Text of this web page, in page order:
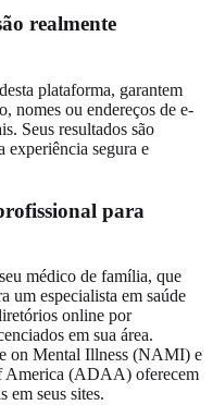
realmente
plataforma, garantem
nomes ou endereços de e-
Seus resultados são
experiência segura e
para
médico de família, que
um especialista em saúde
online por
em sua área.
on Mental Illness (NAMI) e
America (ADAA) oferecem
em seus sites.